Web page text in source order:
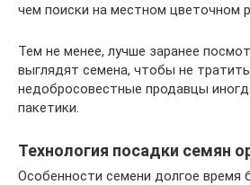
чем поиски на местном цветочном
Тем не менее, лучше заранее
выглядят семена, чтобы не
недобросовестные продавцы
пакетики.
Технология посадки семян
Особенности семени долгое время